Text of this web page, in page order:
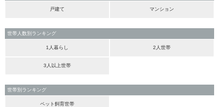
戸建て マンション
世帯人数別ランキング
1人暮らし 2人世帯
3人以上世帯
世帯別ランキング
ペット飼育世帯